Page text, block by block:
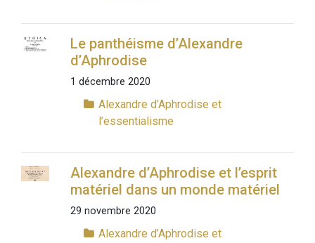
Le panthéisme d’Alexandre
d’Aphrodise
1 décembre 2020
Alexandre d’Aphrodise et
l’essentialisme
Alexandre d’Aphrodise et l’esprit
matériel dans un monde matériel
29 novembre 2020
Alexandre d’Aphrodise et